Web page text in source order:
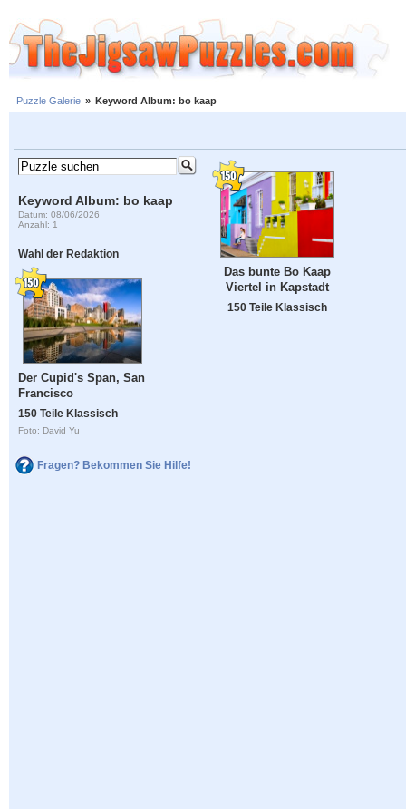
Puzzle Galerie » Keyword Album: bo kaap
Keyword Album: bo kaap
Datum: 08/06/2026
Anzahl: 1
Wahl der Redaktion
Der Cupid's Span, San
Francisco
150 Teile Klassisch
Foto: David Yu
Fragen? Bekommen Sie Hilfe!
Das bunte Bo Kaap
Viertel in Kapstadt
150 Teile Klassisch